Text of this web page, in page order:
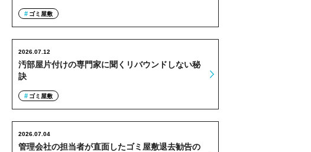
ゴミ屋敷
汚部屋片付けの専門家に聞くリバウンドしない秘
訣
2026.07.12
ゴミ屋敷
管理会社の担当者が直面したゴミ屋敷退去勧告の
2026.07.04